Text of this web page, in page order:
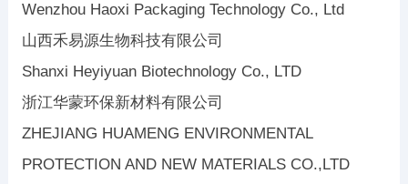
Wenzhou Haoxi Packaging Technology Co., Ltd
山西禾易源生物科技有限公司
Shanxi Heyiyuan Biotechnology Co., LTD
浙江华蒙环保新材料有限公司
ZHEJIANG HUAMENG ENVIRONMENTAL
PROTECTION AND NEW MATERIALS CO.,LTD